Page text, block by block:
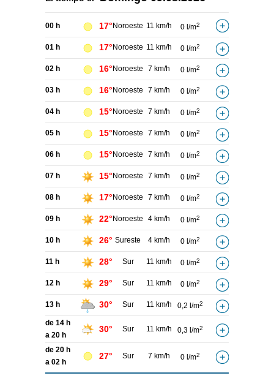
00 h 17° Noroeste 11 km/h 0 l/m2
01 h 17° Noroeste 11 km/h 0 l/m2
02 h 16° Noroeste 7 km/h 0 l/m2
03 h 16° Noroeste 7 km/h 0 l/m2
04 h 15° Noroeste 7 km/h 0 l/m2
05 h 15° Noroeste 7 km/h 0 l/m2
06 h 15° Noroeste 7 km/h 0 l/m2
07 h 15° Noroeste 7 km/h 0 l/m2
08 h 17° Noroeste 7 km/h 0 l/m2
09 h 22° Noroeste 4 km/h 0 l/m2
10 h 26° Sureste 4 km/h 0 l/m2
11 h 28° Sur 11 km/h 0 l/m2
12 h 29° Sur 11 km/h 0 l/m2
13 h 30° Sur 11 km/h 0,2 l/m2
de 14 h
a 20 h
30° Sur 11 km/h 0,3 l/m2
de 20 h
a 02 h
27° Sur 7 km/h 0 l/m2